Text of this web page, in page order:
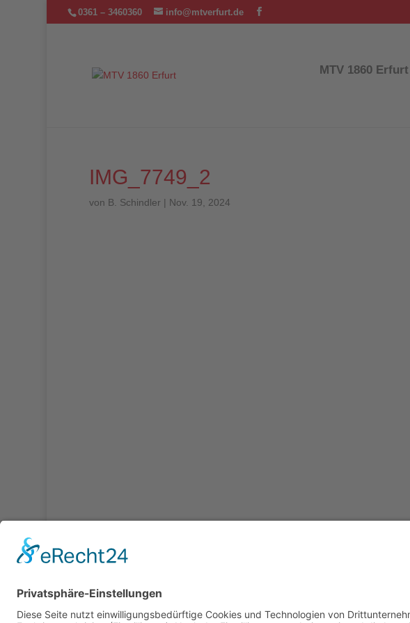
0361 – 3460360 info@mtverfurt.de
MTV 1860 Erfurt
IMG_7749_2
von B. Schindler | Nov. 19, 2024